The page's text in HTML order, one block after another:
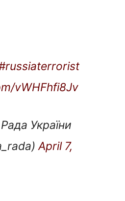
vWHFhfi8Jv
України
April 7,